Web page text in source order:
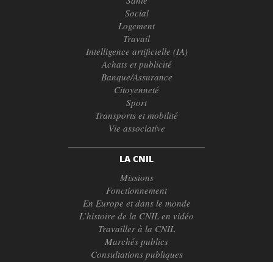
Social
Logement
Travail
Intelligence artificielle (IA)
Achats et publicité
Banque/Assurance
Citoyenneté
Sport
Transports et mobilité
Vie associative
LA CNIL
Missions
Fonctionnement
En Europe et dans le monde
L’histoire de la CNIL en vidéo
Travailler à la CNIL
Marchés publics
Consultations publiques